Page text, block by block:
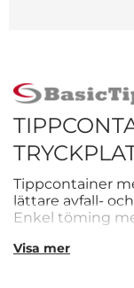
Tippcontainer
lättare avfall-
Enkel töming
CE-märkt
Visa mer